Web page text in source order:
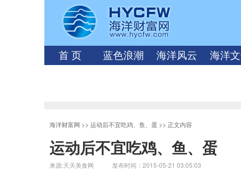
首 页 蓝色浪潮 海洋风云 海洋
海洋财富网 >> 运动后不宜吃鸡、鱼、蛋 >> 正文内容
运动后不宜吃鸡、鱼、蛋
来源:天天美食网 发布时间：2015-05-21 03:05:03